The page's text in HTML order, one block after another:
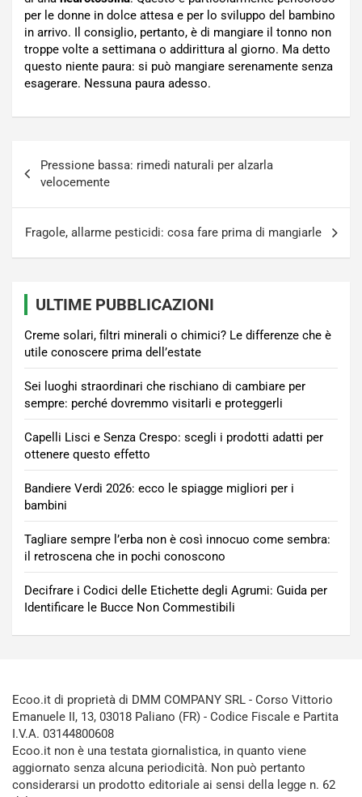
per le donne in dolce attesa e per lo sviluppo del bambino
in arrivo. Il consiglio, pertanto, è di mangiare il tonno non
troppe volte a settimana o addirittura al giorno. Ma detto
questo niente paura: si può mangiare serenamente senza
esagerare. Nessuna paura adesso.
articoli
Pressione bassa: rimedi naturali per alzarla
velocemente
Fragole, allarme pesticidi: cosa fare prima di mangiarle
ULTIME PUBBLICAZIONI
Creme solari, filtri minerali o chimici? Le differenze che è
utile conoscere prima dell’estate
Sei luoghi straordinari che rischiano di cambiare per
sempre: perché dovremmo visitarli e proteggerli
Capelli Lisci e Senza Crespo: scegli i prodotti adatti per
ottenere questo effetto
Bandiere Verdi 2026: ecco le spiagge migliori per i
bambini
Tagliare sempre l’erba non è così innocuo come sembra:
il retroscena che in pochi conoscono
Decifrare i Codici delle Etichette degli Agrumi: Guida per
Identificare le Bucce Non Commestibili
Ecoo.it di proprietà di DMM COMPANY SRL - Corso Vittorio
Emanuele II, 13, 03018 Paliano (FR) - Codice Fiscale e Partita
I.V.A. 03144800608
Ecoo.it non è una testata giornalistica, in quanto viene
aggiornato senza alcuna periodicità. Non può pertanto
considerarsi un prodotto editoriale ai sensi della legge n. 62